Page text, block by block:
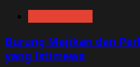
Burung Majikan dan
yang Istimewa